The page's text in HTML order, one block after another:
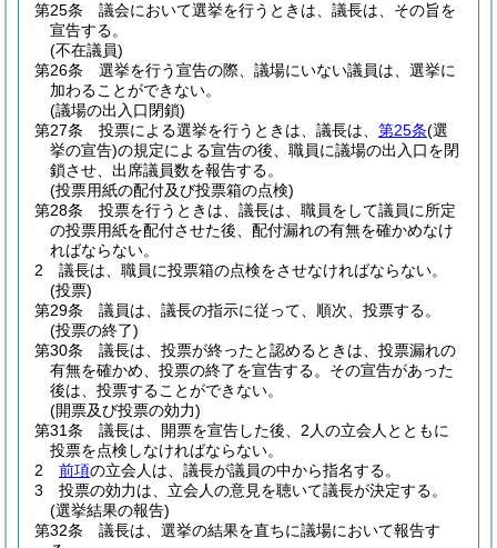
第25条
議会において選挙を行うときは、議長は、その旨を
宣告する。
(不在議員)
第26条
選挙を行う宣告の際、議場にいない議員は、選挙に
加わることができない。
(議場の出入口閉鎖)
第27条
投票による選挙を行うときは、議長は、 第25条(選
挙の宣告)の規定による宣告の後、職員に議場の出入口を閉
鎖させ、出席議員数を報告する。
(投票用紙の配付及び投票箱の点検)
第28条
投票を行うときは、議長は、職員をして議員に所定
の投票用紙を配付させた後、配付漏れの有無を確かめなけ
ればならない。
2
議長は、職員に投票箱の点検をさせなければならない。
(投票)
第29条
議員は、議長の指示に従って、順次、投票する。
(投票の終了)
第30条
議長は、投票が終ったと認めるときは、投票漏れの
有無を確かめ、投票の終了を宣告する。 その宣告があった
後は、投票することができない。
(開票及び投票の効力)
第31条
議長は、開票を宣告した後、2人の立会人とともに
投票を点検しなければならない。
2
前項の立会人は、議長が議員の中から指名する。
3
投票の効力は、立会人の意見を聴いて議長が決定する。
(選挙結果の報告)
第32条
議長は、選挙の結果を直ちに議場において報告す